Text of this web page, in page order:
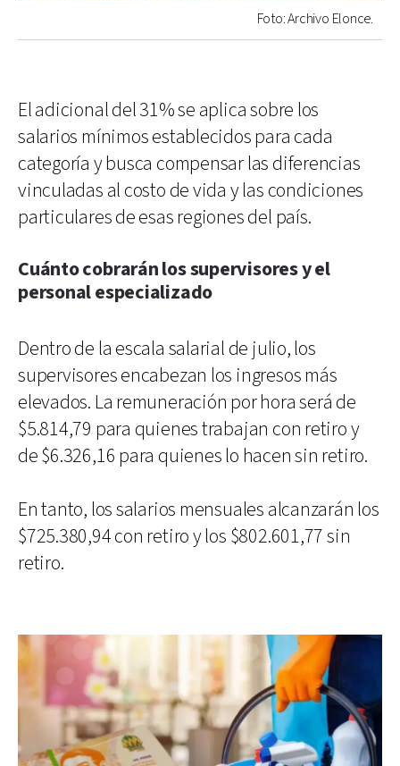
Foto: Archivo Elonce.
El adicional del 31% se aplica sobre los
salarios mínimos establecidos para cada
categoría y busca compensar las diferencias
vinculadas al costo de vida y las condiciones
particulares de esas regiones del país.
Cuánto cobrarán los supervisores y el
personal especializado
Dentro de la escala salarial de julio, los
supervisores encabezan los ingresos más
elevados. La remuneración por hora será de
$5.814,79 para quienes trabajan con retiro y
de $6.326,16 para quienes lo hacen sin retiro.
En tanto, los salarios mensuales alcanzarán los
$725.380,94 con retiro y los $802.601,77 sin
retiro.